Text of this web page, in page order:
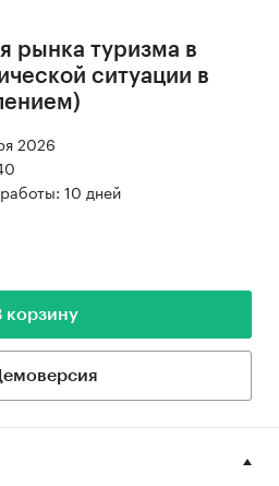
рынка туризма в
ситуации в
2026
10 дней
корзину